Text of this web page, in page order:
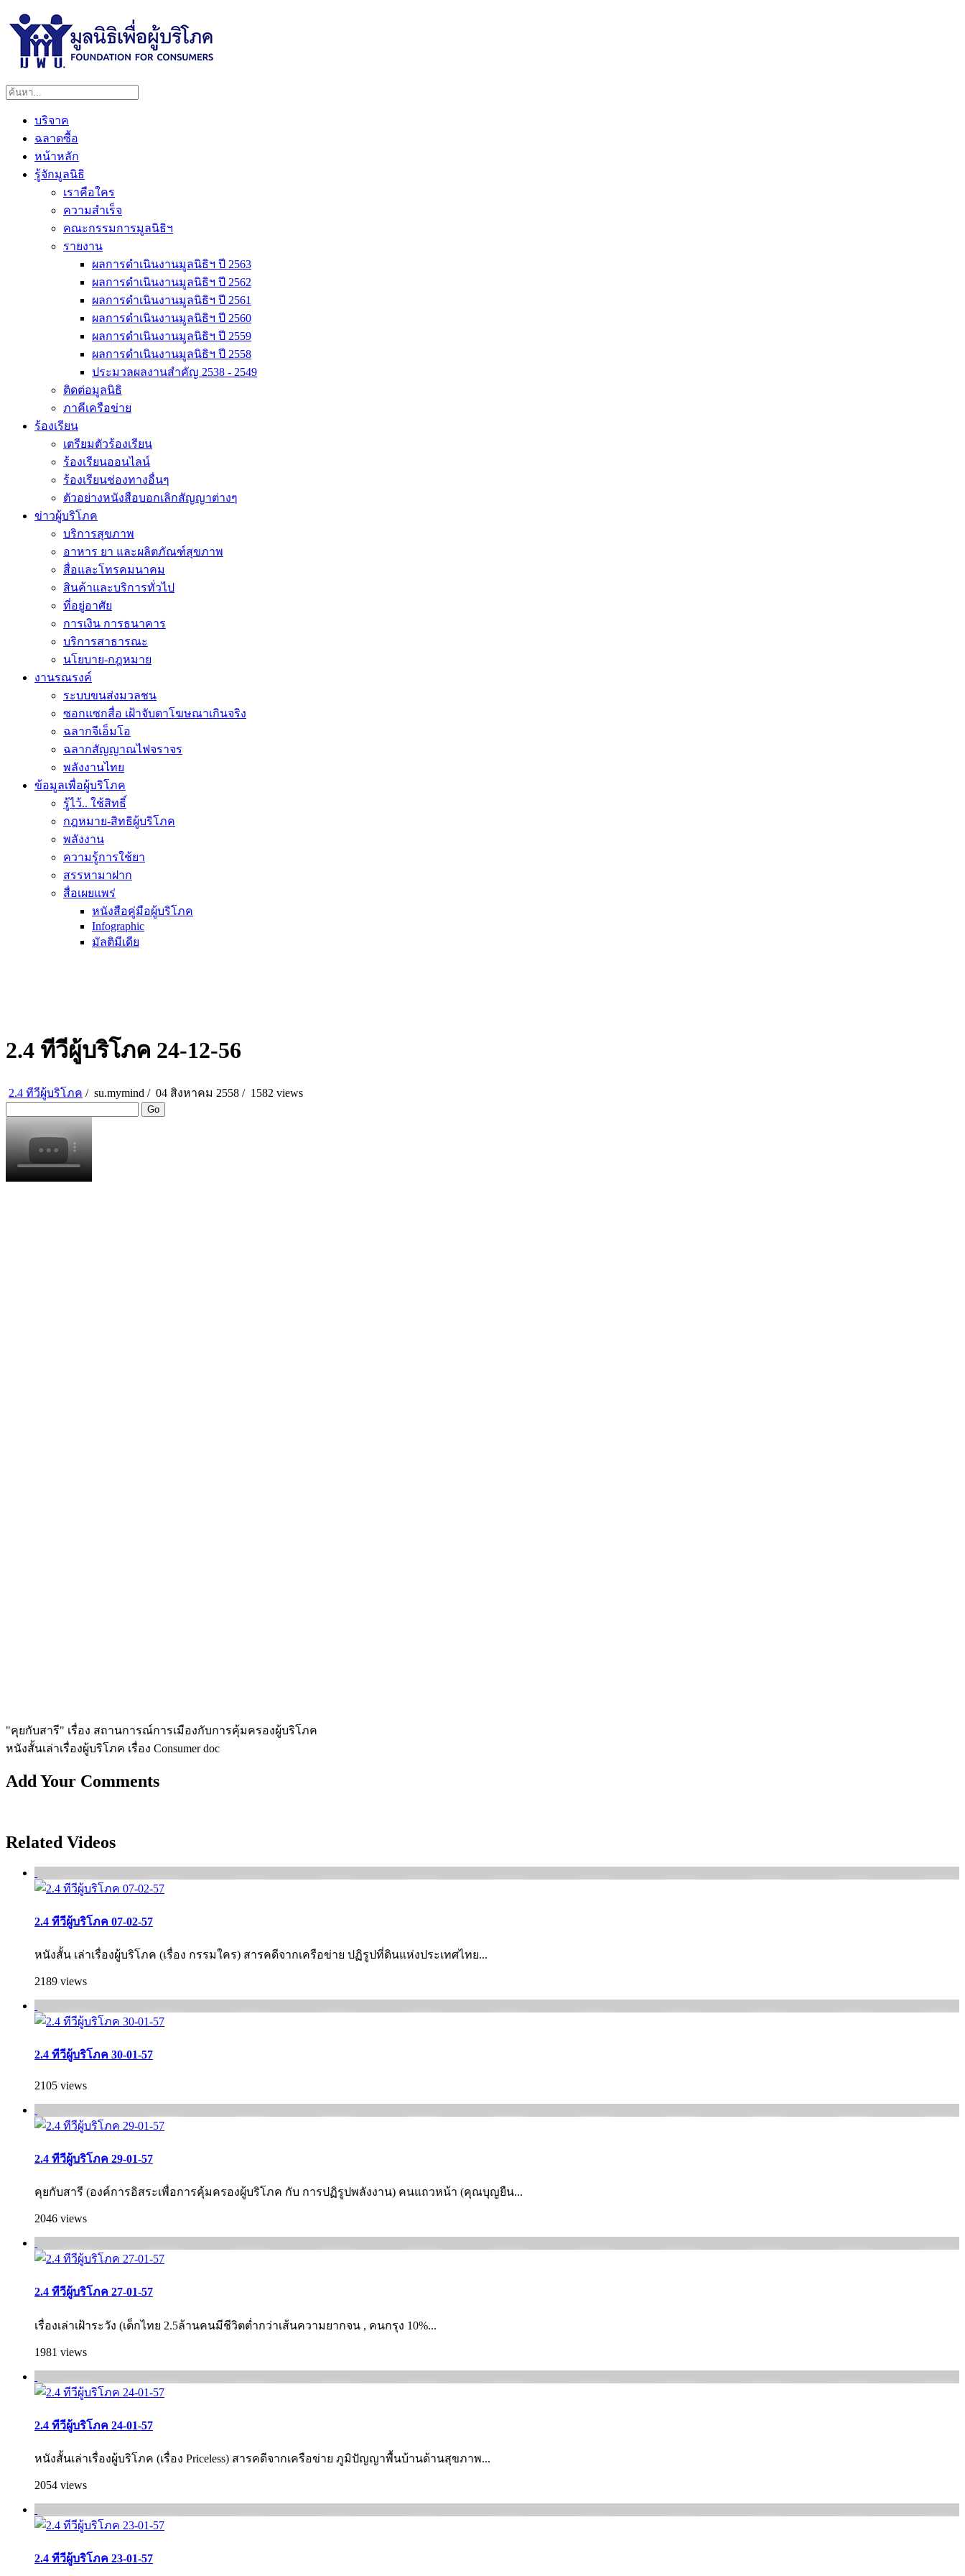
บริจาค
ฉลาดซื้อ
หน้าหลัก
รู้จักมูลนิธิ
เราคือใคร
ความสำเร็จ
คณะกรรมการมูลนิธิฯ
รายงาน
ผลการดำเนินงานมูลนิธิฯ ปี 2563
ผลการดำเนินงานมูลนิธิฯ ปี 2562
ผลการดำเนินงานมูลนิธิฯ ปี 2561
ผลการดำเนินงานมูลนิธิฯ ปี 2560
ผลการดำเนินงานมูลนิธิฯ ปี 2559
ผลการดำเนินงานมูลนิธิฯ ปี 2558
ประมวลผลงานสำคัญ 2538 - 2549
ติดต่อมูลนิธิ
ภาคีเครือข่าย
ร้องเรียน
เตรียมตัวร้องเรียน
ร้องเรียนออนไลน์
ร้องเรียนช่องทางอื่นๆ
ตัวอย่างหนังสือบอกเลิกสัญญาต่างๆ
ข่าวผู้บริโภค
บริการสุขภาพ
อาหาร ยา และผลิตภัณฑ์สุขภาพ
สื่อและโทรคมนาคม
สินค้าและบริการทั่วไป
ที่อยู่อาศัย
การเงิน การธนาคาร
บริการสาธารณะ
นโยบาย-กฎหมาย
งานรณรงค์
ระบบขนส่งมวลชน
ซอกแซกสื่อ เฝ้าจับตาโฆษณาเกินจริง
ฉลากจีเอ็มโอ
ฉลากสัญญาณไฟจราจร
พลังงานไทย
ข้อมูลเพื่อผู้บริโภค
รู้ไว้.. ใช้สิทธิ์
กฎหมาย-สิทธิผู้บริโภค
พลังงาน
ความรู้การใช้ยา
สรรหามาฝาก
สื่อเผยแพร่
หนังสือคู่มือผู้บริโภค
Infographic
มัลติมีเดีย
2.4 ทีวีผู้บริโภค 24-12-56
2.4 ทีวีผู้บริโภค / su.mymind / 04 สิงหาคม 2558 / 1582 views
Go
"คุยกับสารี" เรื่อง สถานการณ์การเมืองกับการคุ้มครองผู้บริโภค
หนังสั้นเล่าเรื่องผู้บริโภค เรื่อง Consumer doc
Add Your Comments
Related Videos
2.4 ทีวีผู้บริโภค 07-02-57
หนังสั้น เล่าเรื่องผู้บริโภค (เรื่อง กรรมใคร) สารคดีจากเครือข่าย ปฏิรูปที่ดินแห่งประเทศไทย...
2189 views
2.4 ทีวีผู้บริโภค 30-01-57
2105 views
2.4 ทีวีผู้บริโภค 29-01-57
คุยกับสารี (องค์การอิสระเพื่อการคุ้มครองผู้บริโภค กั­บ การปฏิรูปพลังงาน) คนแถวหน้า (คุณบุญยืน...
2046 views
2.4 ทีวีผู้บริโภค 27-01-57
เรื่องเล่าเฝ้าระวัง (เด็กไทย 2.5ล้านคนมีชีวิตต่ำกว่าเส้นความยากจน , คนกรุง 10%...
1981 views
2.4 ทีวีผู้บริโภค 24-01-57
หนังสั้นเล่าเรื่องผู้บริโภค (เรื่อง Priceless) สารคดีจากเครือข่าย ภูมิปัญญาพื้นบ้านด้านสุขภาพ...
2054 views
2.4 ทีวีผู้บริโภค 23-01-57